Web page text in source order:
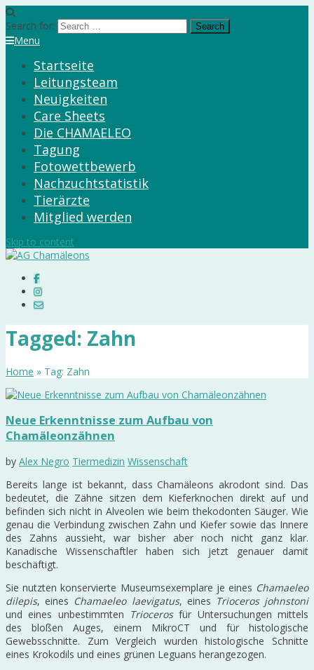
Search for:
Menu
Startseite
Leitungsteam
Neuigkeiten
Care Sheets
Die CHAMAELEO
Tagung
Fotowettbewerb
Nachzuchtstatistik
Tierärzte
Mitglied werden
Skip to content
Tagged: Zahn
Home » Tag: Zahn
Neue Erkenntnisse zum Aufbau von
Chamäleonzähnen
by Alex Negro Tiermedizin Wissenschaft
Bereits lange ist bekannt, dass Chamäleons akrodont sind. Das
bedeutet, die Zähne sitzen dem Kieferknochen direkt auf und
befinden sich nicht in Alveolen wie beim thekodonten Säuger. Wie
genau die Verbindung zwischen Zahn und Kiefer sowie das Innere
des Zahns aussieht, war bisher aber noch nicht ganz klar.
Kanadische Wissenschaftler haben sich jetzt genauer damit
beschäftigt.
Sie nutzten konservierte Museumsexemplare je eines Chamaeleo
dilepis, eines Chamaeleo laevigatus, eines Trioceros johnstoni
und eines unbestimmten Triocerosfür Untersuchungen mittels
des bloßen Auges, einem MikroCT und für histologische
Gewebsschnitte. Zum Vergleich wurden histologische Schnitte
eines Krokodils und eines grünen Leguans herangezogen.